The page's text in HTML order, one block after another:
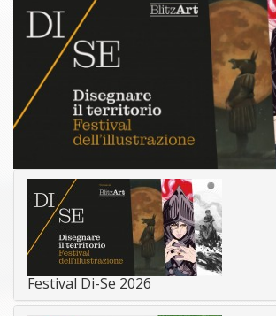
Festival Di-Se 2026